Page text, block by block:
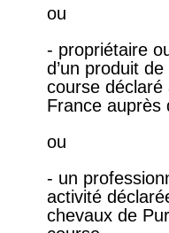
ou
- propriétaire
d’un produit
course déclaré
France auprès
ou
- un
activité
chevaux de